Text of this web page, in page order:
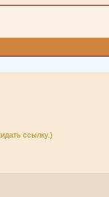
ссылку.)